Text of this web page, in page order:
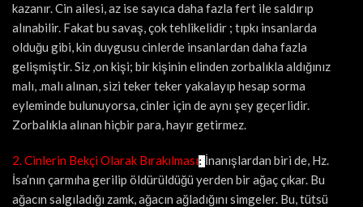
kazanır. Cin ailesi, az ise sayıca daha fazla fert ile saldırıp
alınabilir. Fakat bu savaş, çok tehlikelidir ; tıpkı insanlarda
olduğu gibi, kin duygusu cinlerde insanlardan daha fazla
gelişmiştir. Siz ,on kişi; bir kişinin elinden zorbalıkla aldığınız
malı, .malı alınan, sizi teker teker yakalayıp hesap sorma
eyleminde bulunuyorsa, cinler için de aynı şey geçerlidir.
Zorbalıkla alınan hiçbir para, hayır getirmez.
2. Cinlerin Bekçi Olarak Bırakılması: İnanışlardan biri de, Hz.
İsa’nın çarmıha gerilip öldürüldüğü yerden bir ağaç çıkar. Bu
ağacın salgıladığı zamk, ağacın ağladığını simgeler. Bu, tütsü